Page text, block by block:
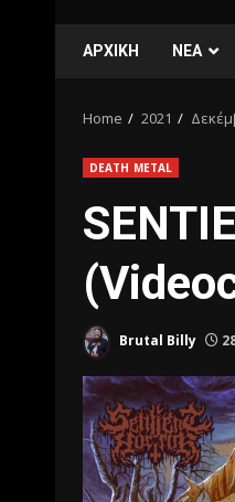
ΑΡΧΙΚΗ ΝΕΑ
Home 2021
DEATH METAL
Brutal Billy